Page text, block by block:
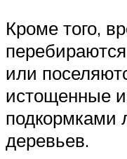
Кроме того,
или
истощенные
подкормками
деревьев.